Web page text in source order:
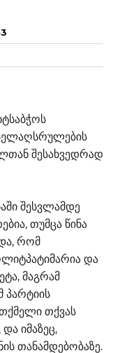
შესახვედრად
შესვლამდე
თუმცა წინა
რომ
და
მაგრამ
პარტიის
თქვას
იმაზეც,
თანამდებობაზე.